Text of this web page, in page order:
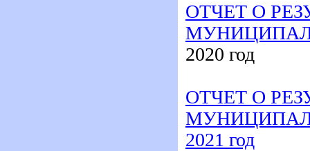
ОТЧЕТ О
2020 год
ОТЧЕТ О
2021 год